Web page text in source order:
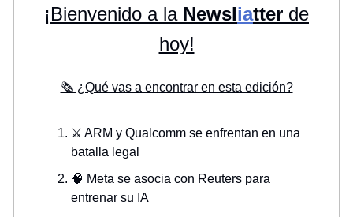
¡Bienvenido a la Newsliatter de
hoy!
🗞️ ¿Qué vas a encontrar en esta edición?
⚔️ ARM y Qualcomm se enfrentan en una
batalla legal
🧠 Meta se asocia con Reuters para
entrenar su IA